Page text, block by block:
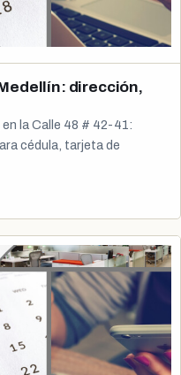
dirección,
la Calle 48 # 42-41:
cédula, tarjeta de